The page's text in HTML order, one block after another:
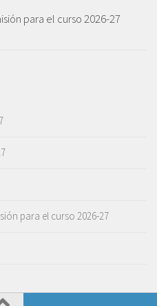
para el curso 2026-27
para el curso 2026-27